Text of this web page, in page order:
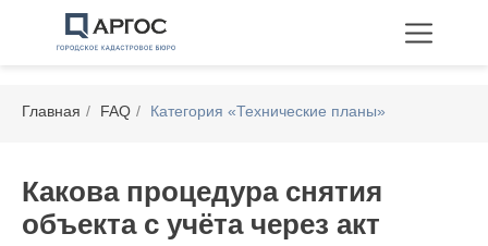
Технические планы
Главная / FAQ / Категория «Технические планы»
Какова процедура снятия
объекта с учёта через акт